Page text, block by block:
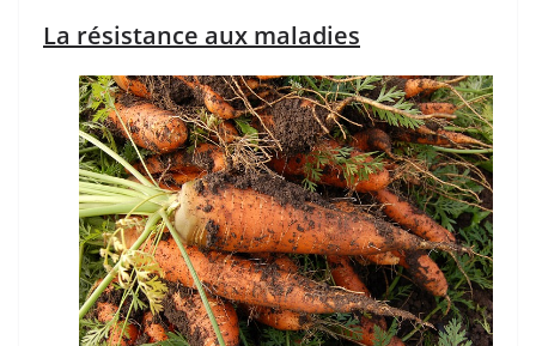
La résistance aux maladies